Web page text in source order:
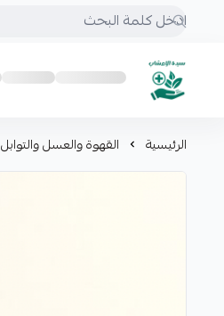
mrs.grasses
الرئيسية القهوة والعسل والتوابل